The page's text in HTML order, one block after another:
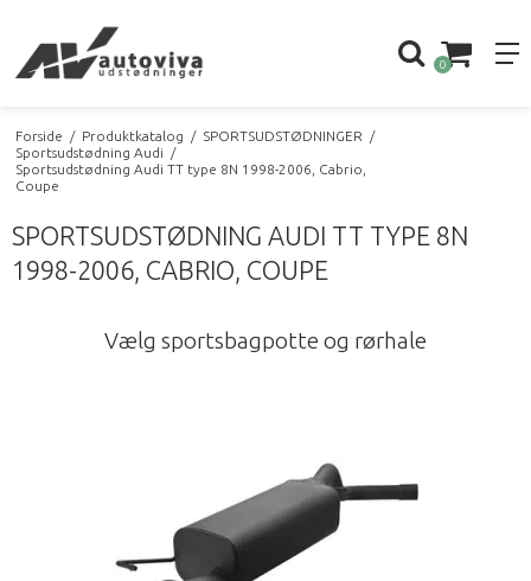
0
Forside / Produktkatalog / SPORTSUDSTØDNINGER
/
Sportsudstødning Audi
/
Sportsudstødning Audi TT type 8N 1998-2006, Cabrio,
Coupe
SPORTSUDSTØDNING AUDI TT TYPE 8N
1998-2006, CABRIO, COUPE
Vælg sportsbagpotte og rørhale